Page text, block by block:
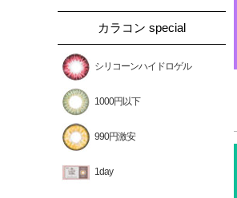
カラコン special
シリコーンハイドロゲル
1000円以下
990円激安
1day